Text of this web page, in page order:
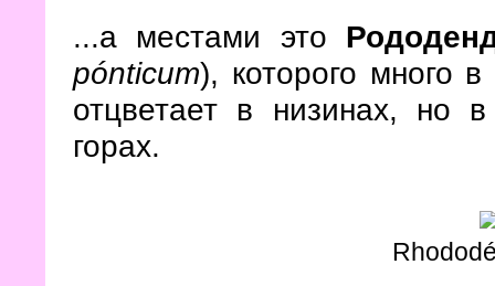
...а местами это
pónticum), которого много
отцветает в низинах, но
горах.